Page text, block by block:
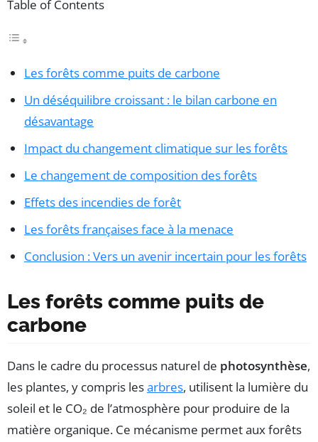
Table of Contents
Les forêts comme puits de carbone
Un déséquilibre croissant : le bilan carbone en
désavantage
Impact du changement climatique sur les forêts
Le changement de composition des forêts
Effets des incendies de forêt
Les forêts françaises face à la menace
Conclusion : Vers un avenir incertain pour les forêts
Les forêts comme puits de
carbone
Dans le cadre du processus naturel de photosynthèse,
les plantes, y compris lesarbres, utilisent la lumière du
soleil et le CO₂ de l’atmosphère pour produire de la
matière organique. Ce mécanisme permet aux forêts